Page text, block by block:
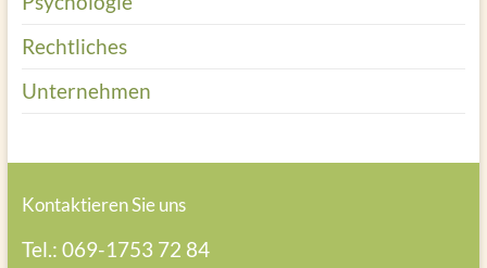
Rechtliches
Unternehmen
Kontaktieren Sie uns
Tel.: 069-1753 72 84